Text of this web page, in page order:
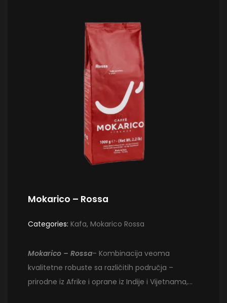
Mokarico – Rossa
Categories: Kafa, Mokarico Rossa
Mokarico – Rossa– Kombinacija veoma
kvalitetne robuste sa različitih područja –
prirodne iz Afrike i oprane iz Indije i Vijetnama,